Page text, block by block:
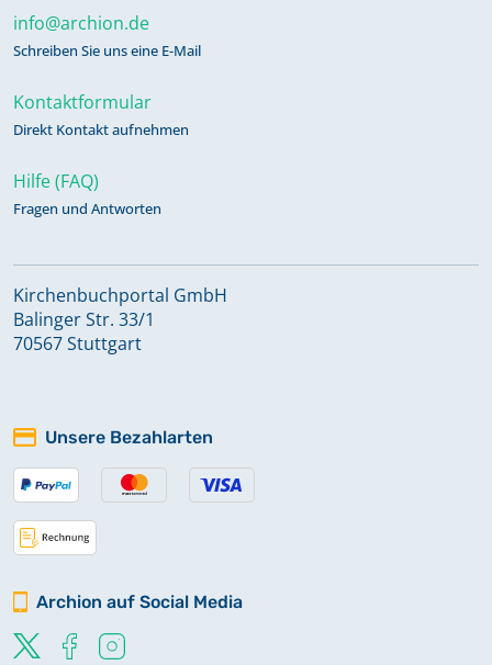
info@archion.de
Schreiben Sie uns eine E-Mail
Kontaktformular
Direkt Kontakt aufnehmen
Hilfe (FAQ)
Fragen und Antworten
Kirchenbuchportal GmbH
Balinger Str. 33/1
70567 Stuttgart
Unsere Bezahlarten
Archion auf Social Media